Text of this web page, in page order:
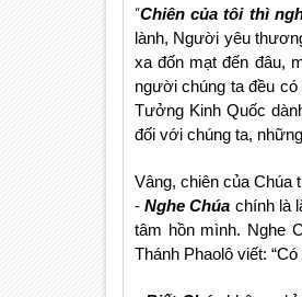
“Chiên của tôi thì
lành, Người yêu
xa đốn mạt đến đâu,
người chúng ta đều
Tưởng Kinh Quốc
đối với chúng ta,
Vâng, chiên của Chúa
-Nghe Chúa chính là
tâm hồn mình. Nghe
Thánh Phaolô viết: